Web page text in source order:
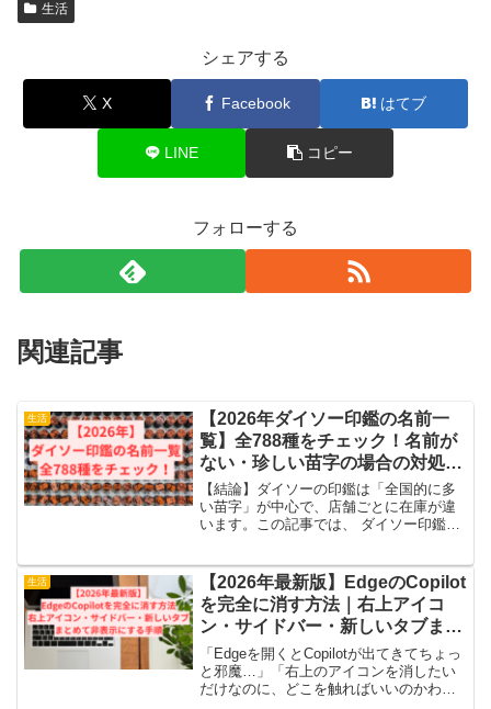
生活
シェアする
X Facebook はてブ
LINE コピー
フォローする
関連記事
生活
【2026年ダイソー印鑑の名前一
覧】全788種をチェック！名前が
ない・珍しい苗字の場合の対処法
も紹介
【結論】ダイソーの印鑑は「全国的に多
い苗字」が中心で、店舗ごとに在庫が違
います。この記事では、 ダイソー印鑑の
イソーで見つけた印鑑の苗字・名前まと
め【全788種をチ...
生活
【2026年最新版】EdgeのCopilot
を完全に消す方法｜右上アイコ
ン・サイドバー・新しいタブまで
まとめて非表示にする手順
「Edgeを開くとCopilotが出てきてちょっ
と邪魔…」「右上のアイコンを消したい
だけなのに、どこを触ればいいのかわか